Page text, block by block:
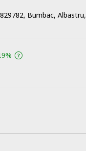
Bumbac, Albastru,